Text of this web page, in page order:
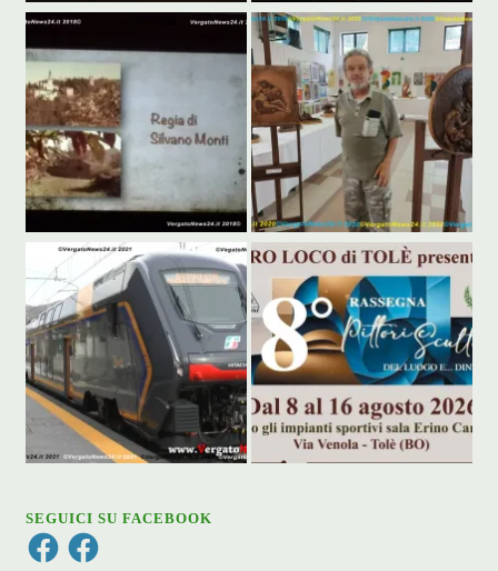
SEGUICI SU FACEBOOK
FacebookFacebook